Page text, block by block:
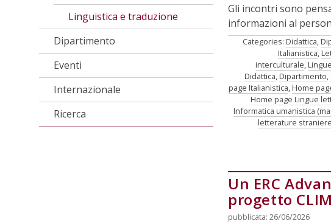
Linguistica e traduzione
Dipartimento
Eventi
Internazionale
Ricerca
Gli incontri sono
informazioni al
Categories: Didattica,
Italianistica,
interculturale,
Didattica,Dipartimento,
page Italianistica,Home
Home page Lingue
Informatica umanistica
letterature straniere
Un ERC
progetto
pubblicata: 26/06/2026